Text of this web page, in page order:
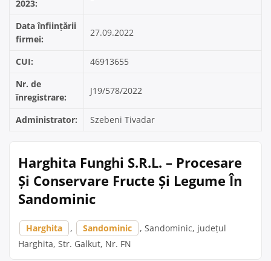
2023:
Data înființării
firmei:
27.09.2022
CUI:
46913655
Nr. de
înregistrare:
J19/578/2022
Administrator: Szebeni Tivadar
Harghita Funghi S.R.L. – Procesare
Și Conservare Fructe Și Legume În
Sandominic
Harghita , Sandominic
, Sandominic, județul
Harghita, Str. Galkut, Nr. FN